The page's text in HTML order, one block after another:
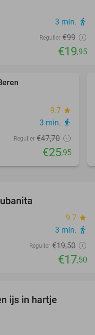
3 min. directions_walk
Regulier €99
€19,95
favorite_border
9.7 star
3 min. directions_walk
Regulier €47,70
€25,95
9.7 star
3 min. directions_walk
Regulier €19,50
€17,50
ijs in hartje